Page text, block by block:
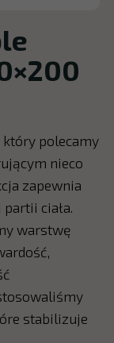
który polecamy
nieco
zapewnia
ciała.
warstwę
stabilizuje